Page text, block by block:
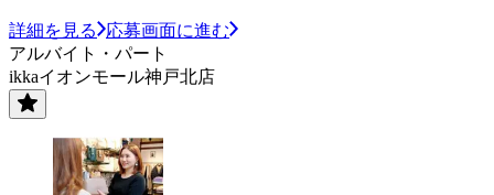
詳細を見る
応募画面に進む
アルバイト・パート
ikkaイオンモール神戸北店